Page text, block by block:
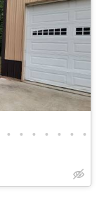
• • • • • • •